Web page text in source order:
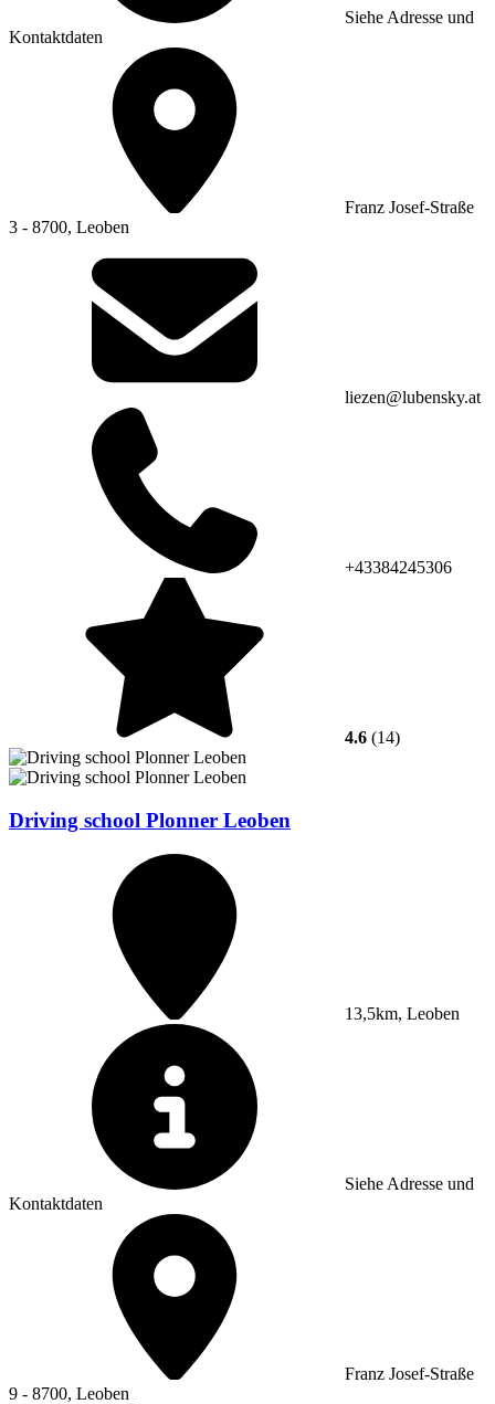
Siehe Adresse und
Kontaktdaten
Franz Josef-Straße
3 - 8700, Leoben
liezen@lubensky.at
+43384245306
4.6 (14)
Driving school Plonner Leoben
13,5km, Leoben
Siehe Adresse und
Kontaktdaten
Franz Josef-Straße
9 - 8700, Leoben